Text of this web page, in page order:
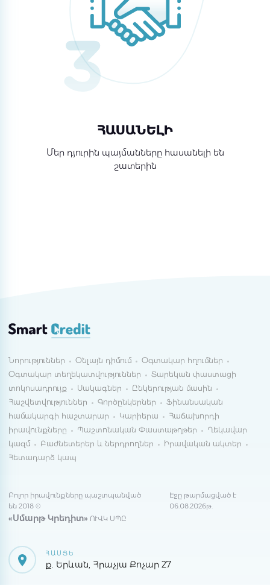
ՀԱՍԱՆԵԼԻ
Մեր դյուրին պայմանները հասանելի են
շատերին
Նորություններ Օնլայն դիմում
Օգտակար հղումներ
Օգտակար տեղեկատվություններ
Տարեկան փաստացի
տոկոսադրույք
Սակագներ
Ընկերության մասին
Հաշվետվություններ
Գործընկերներ
Ֆինանսական
համակարգի հաշտարար
Կարիերա
Հաճախորդի
իրավունքները
Պաշտոնական Փաստաթղթեր
Ղեկավար
կազմ
Բաժնետերեր և ներդրողներ
Իրավական ակտեր
Հետադարձ կապ
Բոլոր իրավունքները պաշտպանված
են 2018 ©
«Սմարթ Կրեդիտ» ՈՒՎԿ ՍՊԸ
Էջը թարմացված է
06.08.2026թ.
ՀԱՍՑԵ
ք. Երևան, Հրաչյա Քոչար 27